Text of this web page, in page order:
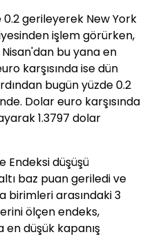
0.2 gerileyerek New York
işlem görürken,
bu yana en
karşısında ise dün
bugün yüzde 0.2
Dolar euro karşısında
1.3797 dolar
Endeksi düşüşü
baz puan geriledi ve
birimleri arasındaki 3
ölçen endeks,
düşük kapanış